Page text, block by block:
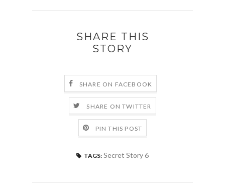
SHARE THIS
STORY
SHARE ON FACEBOOK
SHARE ON TWITTER
PIN THIS POST
TAGS: Secret Story 6